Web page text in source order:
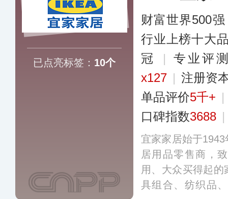
已点亮标签： 10个
财富世界500强
行业上榜十大
冠
|
专业评
x127 | 注册资
单品评价5千+ |
口碑指数3688 |
宜家家居始于
居用品零售商，
用、大众买得起
具组合、纺织品